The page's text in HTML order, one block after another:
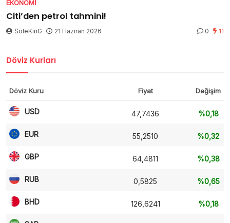
EKONOMI
Citi’den petrol tahmini!
SoleKinG 21 Haziran 2026 0 11
Döviz Kurları
Döviz Kuru Fiyat Değişim
USD 47,7436 %0,18
EUR 55,2510 %0,32
GBP 64,4811 %0,38
RUB 0,5825 %0,65
BHD 126,6241 %0,18